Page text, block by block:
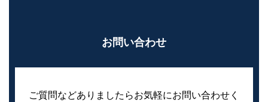
お問い合わせ
ご質問などありましたらお気軽にお問い合わせく